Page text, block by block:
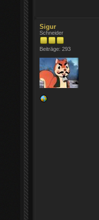
Sigur
Schneider
Beiträge: 293